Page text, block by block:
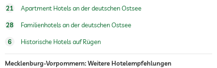
Gegen Gebühr
Pediküre
Peelings
Packungen
21 Apartment Hotels an der deutschen Ostsee
28 Familienhotels an der deutschen Ostsee
6 Historische Hotels auf Rügen
Mecklenburg-Vorpommern: Weitere Hotelempfehlungen